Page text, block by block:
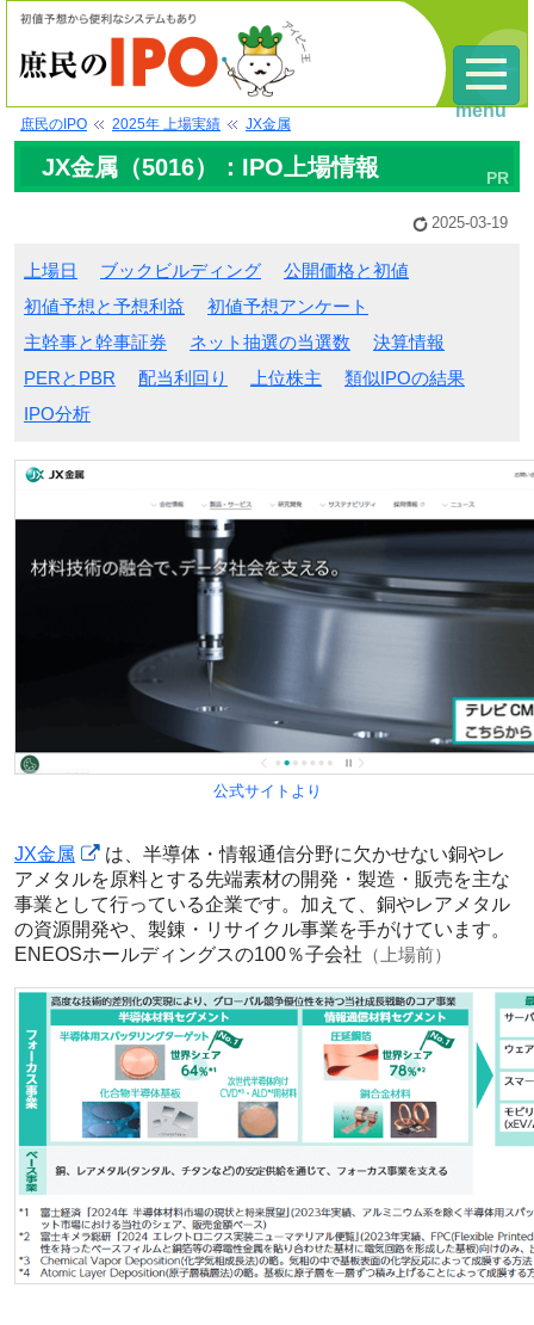
庶民のIPO 2025年 上場実績 JX金属
JX金属（5016）：IPO上場情報
2025-03-19
上場日 ブックビルディング
公開価格と初値
初値予想と予想利益
初値予想アンケート
主幹事と幹事証券
ネット抽選の当選数
決算情報
PERとPBR
配当利回り 上位株主
類似IPOの結果
IPO分析
公式サイトより
JX金属
は、半導体・情報通信分野に欠かせない銅やレ
アメタルを原料とする先端素材の開発・製造・販売を主な
事業として行っている企業です。加えて、銅やレアメタル
の資源開発や、製錬・リサイクル事業を手がけています。
ENEOSホールディングスの100％子会社 （上場前）
menu